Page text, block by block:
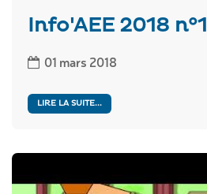
Info'AEE 2018 n°1
01 mars 2018
LIRE LA SUITE...